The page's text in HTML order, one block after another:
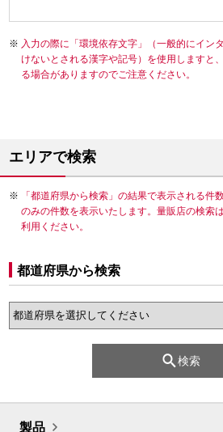
入力の際に「環境依存文字」（一般的にイン
けないとされる漢字や記号）を使用しますと
る場合がありますのでご注意ください。
エリアで検索
「都道府県から検索」の結果で表示される件
のみの件数を表示いたします。量販店の検索
利用ください。
都道府県から検索
検索
製品